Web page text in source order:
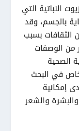
النباتية التي
بالجسم، وقد
بسبب
من الوصفات
الصحية
في البحث
إمكانية
والشعر